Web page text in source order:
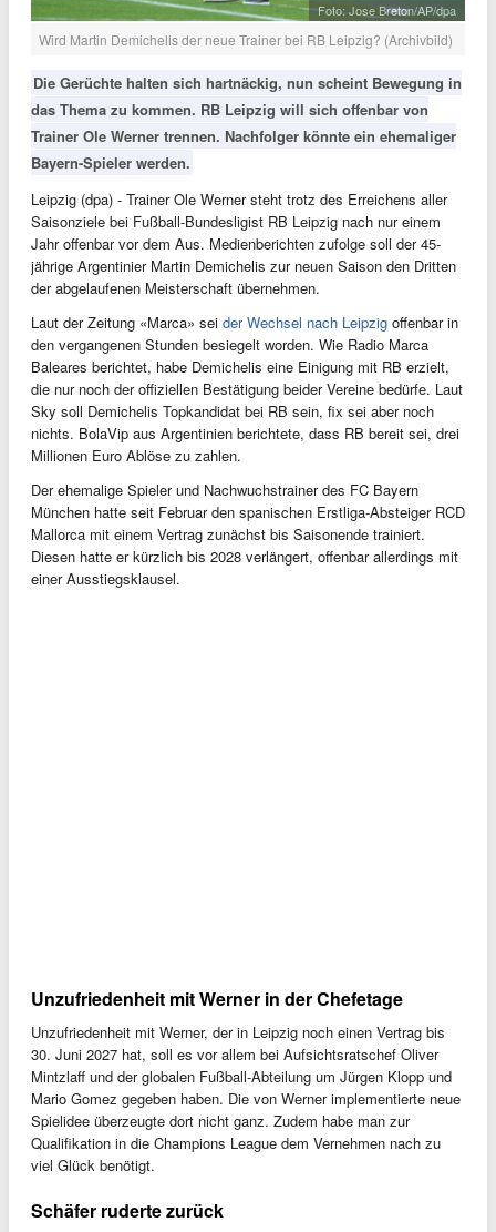
Foto: Jose Breton/AP/dpa
Wird Martin Demichelis der neue Trainer bei RB Leipzig? (Archivbild)
Die Gerüchte halten sich hartnäckig, nun scheint Bewegung in
das Thema zu kommen. RB Leipzig will sich offenbar von
Trainer Ole Werner trennen. Nachfolger könnte ein ehemaliger
Bayern-Spieler werden.
Leipzig (dpa) - Trainer Ole Werner steht trotz des Erreichens aller
Saisonziele bei Fußball-Bundesligist RB Leipzig nach nur einem
Jahr offenbar vor dem Aus. Medienberichten zufolge soll der 45-
jährige Argentinier Martin Demichelis zur neuen Saison den Dritten
der abgelaufenen Meisterschaft übernehmen.
Laut der Zeitung «Marca» sei der Wechsel nach Leipzig offenbar in
den vergangenen Stunden besiegelt worden. Wie Radio Marca
Baleares berichtet, habe Demichelis eine Einigung mit RB erzielt,
die nur noch der offiziellen Bestätigung beider Vereine bedürfe. Laut
Sky soll Demichelis Topkandidat bei RB sein, fix sei aber noch
nichts. BolaVip aus Argentinien berichtete, dass RB bereit sei, drei
Millionen Euro Ablöse zu zahlen.
Der ehemalige Spieler und Nachwuchstrainer des FC Bayern
München hatte seit Februar den spanischen Erstliga-Absteiger RCD
Mallorca mit einem Vertrag zunächst bis Saisonende trainiert.
Diesen hatte er kürzlich bis 2028 verlängert, offenbar allerdings mit
einer Ausstiegsklausel.
Unzufriedenheit mit Werner in der Chefetage
Unzufriedenheit mit Werner, der in Leipzig noch einen Vertrag bis
30. Juni 2027 hat, soll es vor allem bei Aufsichtsratschef Oliver
Mintzlaff und der globalen Fußball-Abteilung um Jürgen Klopp und
Mario Gomez gegeben haben. Die von Werner implementierte neue
Spielidee überzeugte dort nicht ganz. Zudem habe man zur
Qualifikation in die Champions League dem Vernehmen nach zu
viel Glück benötigt.
Schäfer ruderte zurück